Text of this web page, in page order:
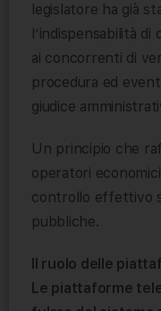
legislatore ha già
l’indispensabilità
ai concorrenti di
procedura ed
giudice
Un principio che
operatori
controllo effettivo
pubbliche.
Il ruolo delle
Le piattaforme